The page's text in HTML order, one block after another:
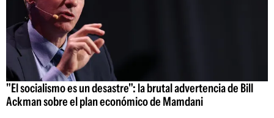
"El socialismo es un desastre": la brutal advertencia de Bill
Ackman sobre el plan económico de Mamdani